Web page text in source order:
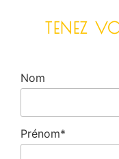
TENEZ
Nom
Prénom*